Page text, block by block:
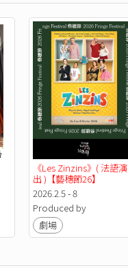
《Les Zinzins》( 法語演
出 )【藝穗節26】
2026.2.5 - 8
Produced by
劇場